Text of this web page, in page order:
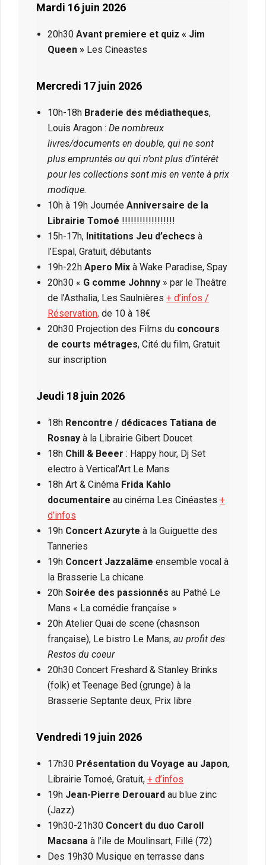
Mardi 16 juin 2026
20h30Avant premiere et quiz « Jim
Queen » Les Cineastes
Mercredi 17 juin 2026
10h-18h Braderie des médiatheques,
Louis Aragon :De nombreux
livres/documents en double, qui ne sont
plus empruntés ou qui n’ont plus d’intérêt
pour les collections sont mis en vente à prix
modique.
10h à 19h Journée Anniversaire de la
Librairie Tomoé !!!!!!!!!!!!!!!!!!
15h-17h, Inititations Jeu d’echecs à
l’Espal, Gratuit, débutants
19h-22hApero Mix à Wake Paradise, Spay
20h30 « G comme Johnny » par le Theâtre
de l’Asthalia, Les Saulnières+ d’infos /
Réservation, de 10 à 18€
20h30 Projection des Films du concours
de courts métrages, Cité du film, Gratuit
sur inscription
Jeudi 18 juin 2026
18h Rencontre / dédicaces Tatiana de
Rosnayà la Librairie Gibert Doucet
18h Chill & Beeer : Happy hour, Dj Set
electro à Vertical’Art Le Mans
18h Art & Cinéma Frida Kahlo
documentaire au cinéma Les Cinéastes+
d’infos
19h Concert Azuryte à la Guiguette des
Tanneries
19h Concert Jazzalâme ensemble vocal à
la Brasserie La chicane
20hSoirée des passionnés au Pathé Le
Mans « La comédie française »
20h Atelier Quai de scene (chasnson
française), Le bistro Le Mans,au profit des
Restos du coeur
20h30 Concert Freshard & Stanley Brinks
(folk) et Teenage Bed (grunge) à la
Brasserie Septante deux, Prix libre
Vendredi 19 juin 2026
17h30 Présentation du Voyage au Japon,
Librairie Tomoé, Gratuit,+ d’infos
19h Jean-Pierre Derouard au blue zinc
(Jazz)
19h30-21h30 Concert du duo Caroll
Macsana à l’ile de Moulinsart, Fillé (72)
Des 19h30 Musique en terrasse dans